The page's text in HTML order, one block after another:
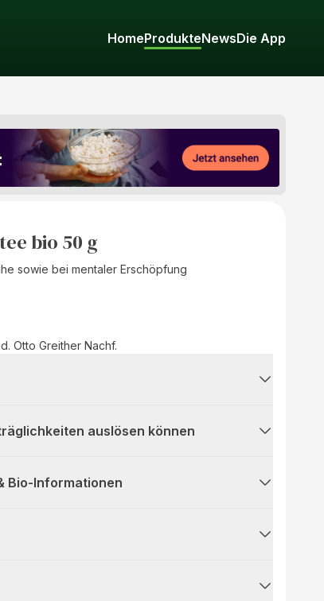
HomeProdukteNewsDie App
bio 50 g
sowie bei mentaler Erschöpfung
Otto Greither Nachf.
auslösen können
Bio-Informationen